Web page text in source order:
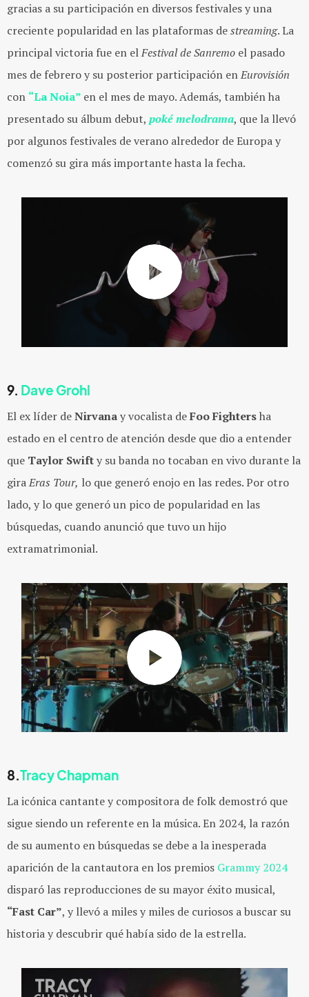
gracias a su participación en diversos festivales y una
creciente popularidad en las plataformas destreaming. La
principalvictoria fue en elFestival de Sanremo el pasado
mes de febrero y su posterior participación enEurovisión
con “La Noia” en el mes de mayo. Además, también ha
presentado su álbum debut, poké melodrama, que la llevó
por algunos festivales de verano alrededor de Europa y
comenzó su gira más importante hasta la fecha.
9. Dave Grohl
El ex líder deNirvanay vocalista deFoo Fightersha
estado en el centro de atención desde que dio a entender
que Taylor Swifty su banda no tocaban en vivo durante la
giraEras Tour, lo que generó enojo en las redes. Por otro
lado, y lo que generó un pico de popularidad en las
búsquedas, cuando anunció que tuvo un hijo
extramatrimonial.
8.Tracy Chapman
La icónica cantante y compositora de folk demostró que
sigue siendo un referente en la música. En 2024, la razón
de su aumento en búsquedas se debe a la inesperada
aparición de la cantautora en los premios Grammy 2024
disparó las reproducciones de su mayor éxito musical,
“Fast Car”, y llevó a miles y miles de curiosos a buscar su
historia y descubrir qué había sido de la estrella.